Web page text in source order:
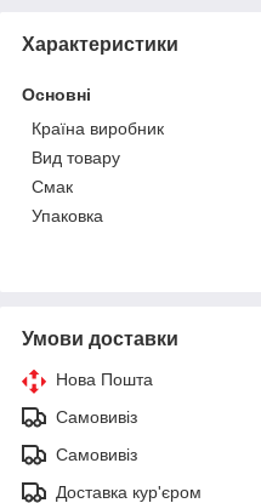
Характеристики
Основні
Країна виробник
Вид товару
Смак
Упаковка
Умови доставки
Нова Пошта
Самовивіз
Самовивіз
Доставка кур'єром